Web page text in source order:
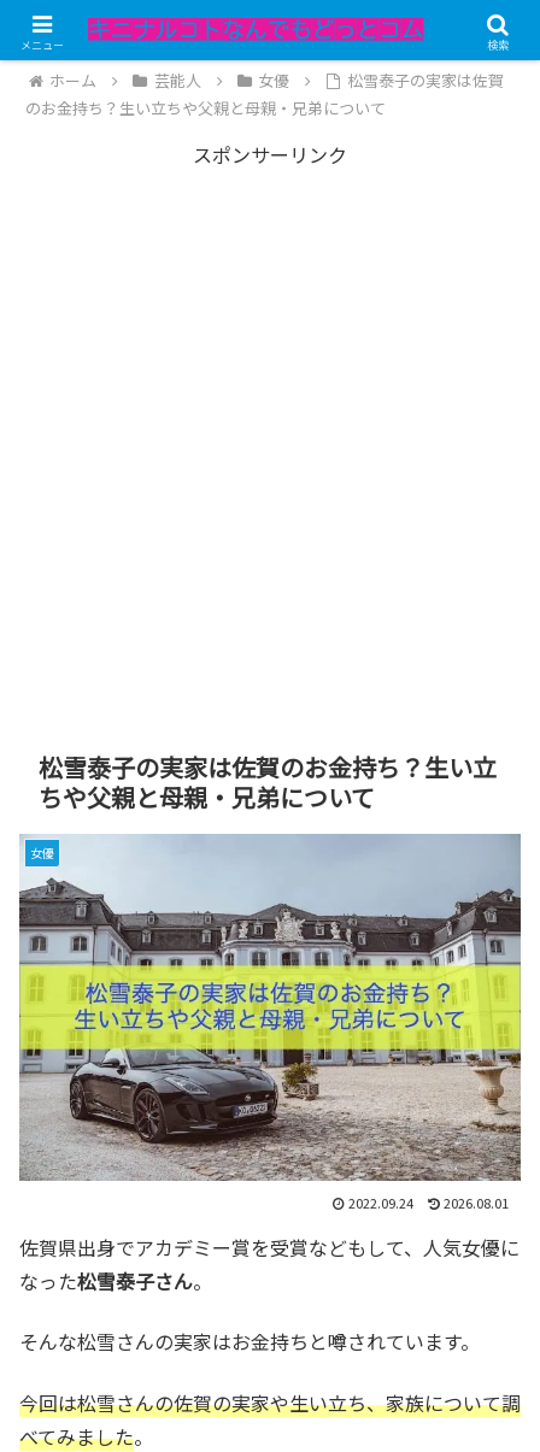
記事内にPRが含まれています。
ホーム 芸能人 女優
松雪泰子の実家は佐賀
のお金持ち？生い立ちや父親と母親・兄弟について
スポンサーリンク
松雪泰子の実家は佐賀のお金持ち？生い立
ちや父親と母親・兄弟について
女優
2022.09.24 2026.08.01
佐賀県出身でアカデミー賞を受賞などもして、人気女優に
なった松雪泰子さん。
そんな松雪さんの実家はお金持ちと噂されています。
今回は松雪さんの佐賀の実家や生い立ち、家族について調
べてみました。
メニュー 検索